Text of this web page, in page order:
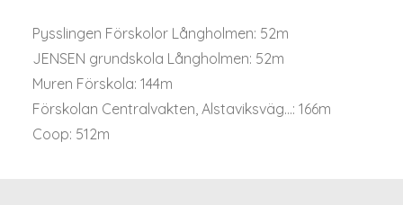
Pysslingen Förskolor Långholmen: 52m
JENSEN grundskola Långholmen: 52m
Muren Förskola: 144m
Förskolan Centralvakten, Alstaviksväg...: 166m
Coop: 512m